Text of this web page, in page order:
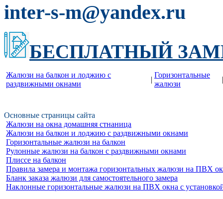
inter-s-m@yandex.ru
БЕСПЛАТНЫЙ
Жалюзи на балкон и лоджию c
раздвижными окнами
|
Горизонтальные
жалюзи
|
Основные страницы сайта
Жалюзи на окна домашняя стнаница
Жалюзи на балкон и лоджию c раздвижными окнами
Горизонтальные жалюзи на балкон
Рулонные жалюзи на балкон с раздвижными окнами
Плиссе на балкон
Правила замера и монтажа горизонтальных жалюзи на ПВХ
Бланк заказа жалюзи для самостоятельного замера
Наклонные горизонтальные жалюзи на ПВХ окна с